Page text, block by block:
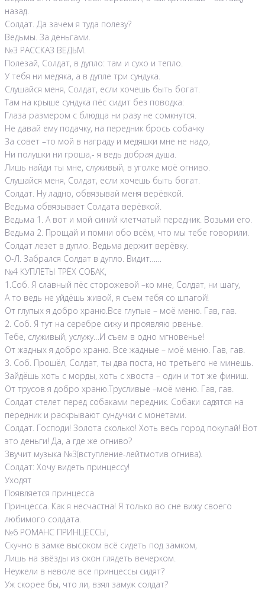
назад.
Солдат. Да зачем я туда полезу?
Ведьмы. За деньгами.
№3 РАССКАЗ ВЕДЬМ.
Полезай, Солдат, в дупло: там и сухо и тепло.
У тебя ни медяка, а в дупле три сундука.
Слушайся меня, Солдат, если хочешь быть богат.
Там на крыше сундука пёс сидит без поводка:
Глаза размером с блюдца ни разу не сомкнутся.
Не давай ему подачку, на передник брось собачку
За совет –то мой в награду и медяшки мне не надо,
Ни полушки ни гроша,- я ведь добрая душа.
Лишь найди ты мне, служивый, в уголке моё огниво.
Слушайся меня, Солдат, если хочешь быть богат.
Солдат. Ну ладно, обвязывай меня верёвкой.
Ведьма обвязывает Солдата верёвкой.
Ведьма 1. А вот и мой синий клетчатый передник. Возьми его.
Ведьма 2. Прощай и помни обо всём, что мы тебе говорили.
Солдат лезет в дупло. Ведьма держит верёвку.
О-Л. Забрался Солдат в дупло. Видит……
№4 КУПЛЕТЫ ТРЁХ СОБАК,
1.Соб. Я славный пёс сторожевой –ко мне, Солдат, ни шагу,
А то ведь не уйдёшь живой, я съем тебя со шпагой!
От глупых я добро храню.Все глупые – моё меню. Гав, гав.
2. Соб. Я тут на серебре сижу и проявляю рвенье.
Тебе, служивый, услужу…И съем в одно мгновенье!
От жадных я добро храню. Все жадные – моё меню. Гав, гав.
3. Соб. Прошёл, Солдат, ты два поста, но третьего не минешь.
Зайдёшь хоть с морды, хоть с хвоста – один и тот же финиш.
От трусов я добро храню.Трусливые –моё меню. Гав, гав.
Солдат стелет перед собаками передник. Собаки садятся на
передник и раскрывают сундучки с монетами.
Солдат. Господи! Золота сколько! Хоть весь город покупай! Вот
это деньги! Да, а где же огниво?
Звучит музыка №3(вступление-лейтмотив огнива).
Солдат: Хочу видеть принцессу!
Уходят
Появляется принцесса
Принцесса. Как я несчастна! Я только во сне вижу своего
любимого солдата.
№6 РОМАНС ПРИНЦЕССЫ,
Скучно в замке высоком всё сидеть под замком,
Лишь на звёзды из окон глядеть вечерком.
Неужели в неволе все принцессы сидят?
Уж скорее бы, что ли, взял замуж солдат?